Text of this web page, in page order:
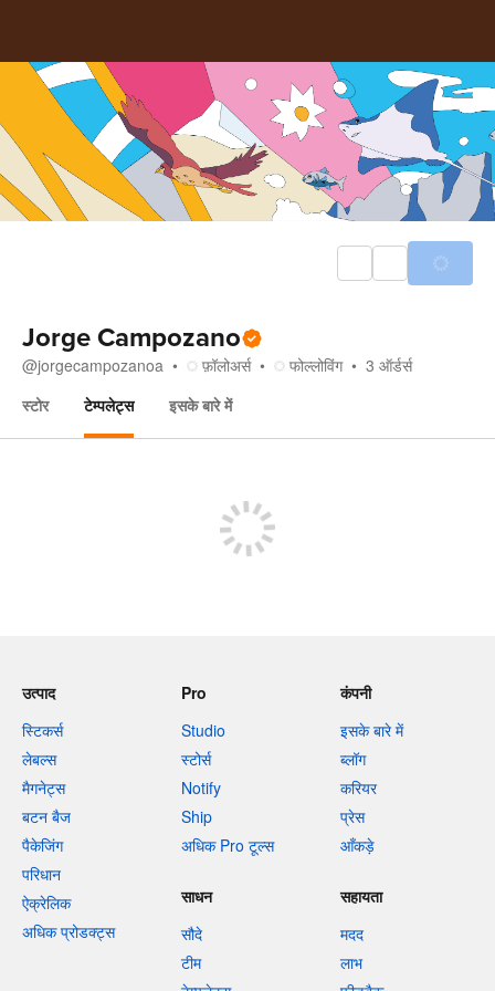
Jorge Campozano
@jorgecampozanoa फ़ॉलोअर्स फोल्लोविंग 3 ऑर्डर्स
स्टोर
टेम्पलेट्स इसके बारे में
उत्पाद
स्टिकर्स
लेबल्स
मैगनेट्स
बटन बैज
पैकेजिंग
परिधान
ऐक्रेलिक
अधिक प्रोडक्ट्स
Pro
Studio
स्टोर्स
Notify
Ship
अधिक Pro टूल्स
कंपनी
इसके बारे में
ब्लॉग
करियर
प्रेस
आँकड़े
साधन
सौदे
टीम
सहायता
मदद
लाभ